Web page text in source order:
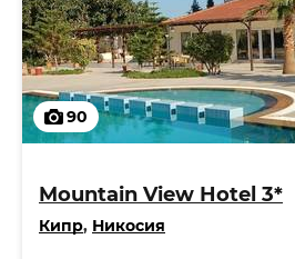
90
Mountain View Hotel 3*
Кипр, Никосия